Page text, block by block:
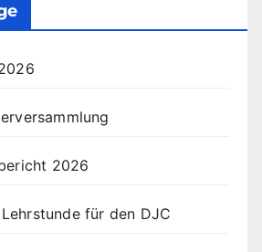
2026
für den DJC